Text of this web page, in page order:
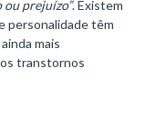
ou prejuízo”. Existem
personalidade têm
mais
transtornos